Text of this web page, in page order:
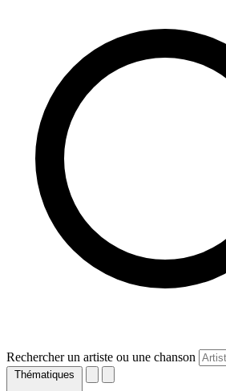
Rechercher un artiste ou une chanson
Thématiques